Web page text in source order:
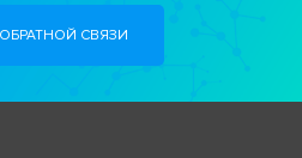
СВЯЗИ